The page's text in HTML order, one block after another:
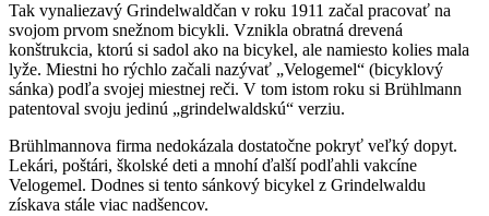
Tak vynaliezavý Grindelwaldčan v roku 1911 začal pracovať na
svojom prvom snežnom bicykli. Vznikla obratná drevená
konštrukcia, ktorú si sadol ako na bicykel, ale namiesto kolies mala
lyže. Miestni ho rýchlo začali nazývať „Velogemel“ (bicyklový
sánka) podľa svojej miestnej reči. V tom istom roku si Brühlmann
patentoval svoju jedinú „grindelwaldskú“ verziu.
Brühlmannova firma nedokázala dostatočne pokryť veľký dopyt.
Lekári, poštári, školské deti a mnohí ďalší podľahli vakcíne
Velogemel. Dodnes si tento sánkový bicykel z Grindelwaldu
získava stále viac nadšencov.